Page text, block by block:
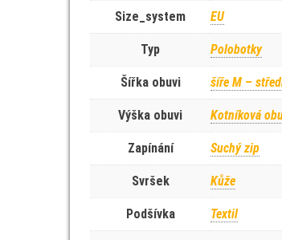
Size_system EU
Typ Polobotky
Šířka obuvi šíře M –
Výška obuvi Kotníková
Zapínání Suchý zip
Svršek Kůže
Podšívka Textil